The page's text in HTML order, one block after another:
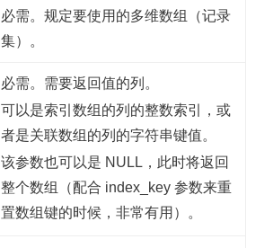
必需。规定要使用的多维数组（记录
集）。
必需。需要返回值的列。
可以是索引数组的列的整数索引，或
者是关联数组的列的字符串键值。
该参数也可以是 NULL，此时将返回
整个数组（配合 index_key 参数来重
置数组键的时候，非常有用）。